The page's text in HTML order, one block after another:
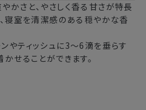
かさと、やさしく香る甘さが特長
寝室を清潔感のある穏やかな香
やティッシュに3～6滴を垂らす
かせることができます。